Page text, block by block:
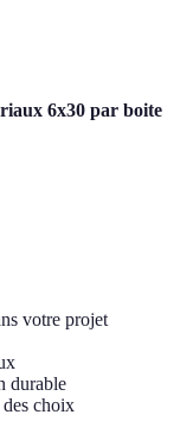
6x30 par boite
votre projet
durable
choix